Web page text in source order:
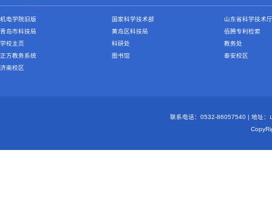
机电学院旧版 国家科学技术部
山东省科学技术厅
青岛市科技局
黄岛区科技局
佰腾专利检索
学校主页
科研处
教务处
正方教务系统
图书馆
泰安校区
济南校区
联系电话：0532-86057540 | 地址：